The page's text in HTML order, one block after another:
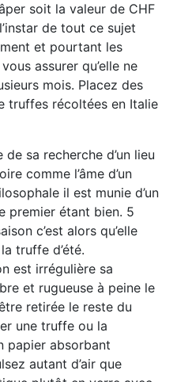
soit la valeur de CHF
de tout ce sujet
et pourtant les
assurer qu’elle ne
mois. Placez des
truffes récoltées en Italie
sa recherche d’un lieu
comme l’âme d’un
il est munie d’un
premier étant bien. 5
c’est alors qu’elle
truffe d’été.
est irrégulière sa
et rugueuse à peine le
retirée le reste du
une truffe ou la
papier absorbant
autant d’air que